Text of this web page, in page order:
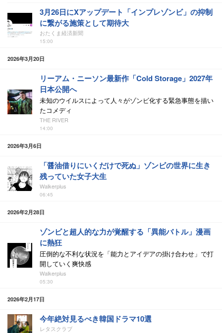
3月26日にXアップデート「インプレゾンビ」の抑制
に繋がる施策として期待大
おたくま経済新聞
15:00
2026年3月20日
リーアム・ニーソン最新作「Cold Storage」2027年
日本公開へ
未知のウイルスによって人々がゾンビ化する緊急事態を描い
たコメディ
THE RIVER
14:00
2026年3月6日
「醤油借りにいくだけで死ぬ」ゾンビの世界に生き
残っていた女子大生
Walkerplus
06:45
2026年2月28日
ゾンビと超人的な力が覚醒する「異能バトル」漫画
に熱狂
圧倒的な不利な状況を「能力とアイデアの掛け合わせ」で打
開していく爽快感
Walkerplus
05:30
2026年2月17日
今年絶対見るべき韓国ドラマ10選
レタスクラブ